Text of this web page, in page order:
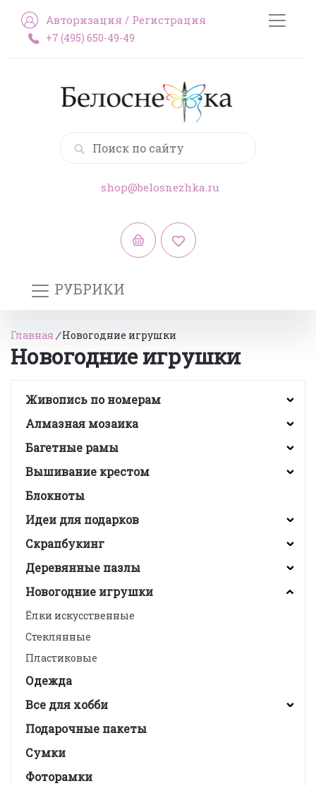
Авторизация / Регистрация
+7 (495) 650-49-49
shop@belosnezhka.ru
РУБРИКИ
Главная /Новогодние игрушки
Новогодние игрушки
Живопись по номерам
Алмазная мозаика
Багетные рамы
Вышивание крестом
Блокноты
Идеи для подарков
Скрапбукинг
Деревянные пазлы
Новогодние игрушки
Ёлки искусственные
Стеклянные
Пластиковые
Одежда
Все для хобби
Подарочные пакеты
Сумки
Фоторамки